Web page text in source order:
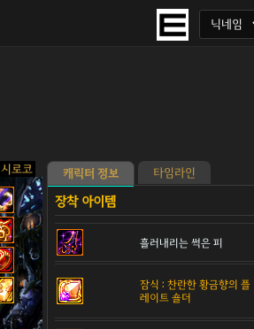
시로코 캐릭터 정보 타임라인
흘러내리는 썩은 피
잠식 : 찬란한 황금향의 플
레이트 숄더